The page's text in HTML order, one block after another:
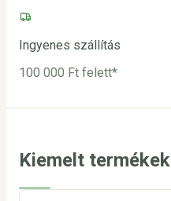
Ingyenes szállítás
100 000 Ft felett*
Kiemelt termékek